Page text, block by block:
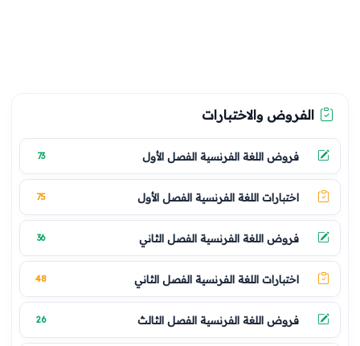
الفروض والاختبارات
فروض اللغة الفرنسية الفصل الأول 73
اختبارات اللغة الفرنسية الفصل الأول 75
فروض اللغة الفرنسية الفصل الثاني 36
اختبارات اللغة الفرنسية الفصل الثاني 48
فروض اللغة الفرنسية الفصل الثالث 26